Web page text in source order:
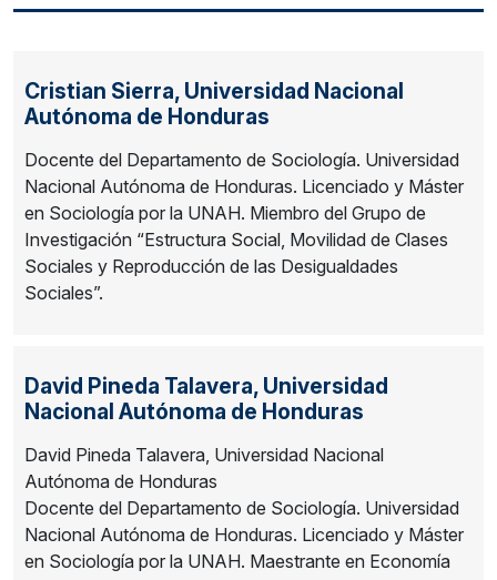
Cristian Sierra, Universidad Nacional
Autónoma de Honduras
Docente del Departamento de Sociología. Universidad
Nacional Autónoma de Honduras. Licenciado y Máster
en Sociología por la UNAH. Miembro del Grupo de
Investigación “Estructura Social, Movilidad de Clases
Sociales y Reproducción de las Desigualdades
Sociales”.
David Pineda Talavera, Universidad
Nacional Autónoma de Honduras
David Pineda Talavera, Universidad Nacional
Autónoma de Honduras
Docente del Departamento de Sociología. Universidad
Nacional Autónoma de Honduras. Licenciado y Máster
en Sociología por la UNAH. Maestrante en Economía